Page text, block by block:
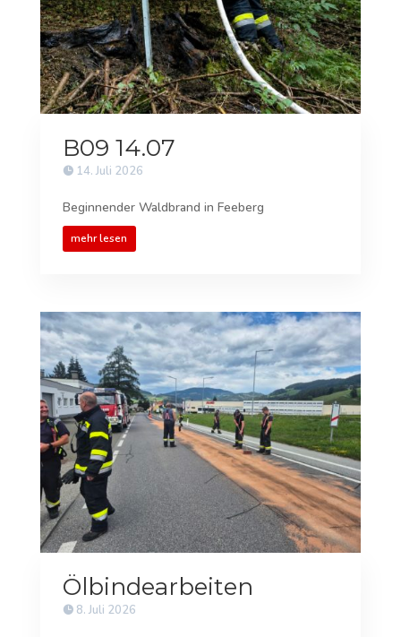
B09 14.07
14. Juli 2026
Beginnender Waldbrand in Feeberg
mehr lesen
Ölbindearbeiten
8. Juli 2026